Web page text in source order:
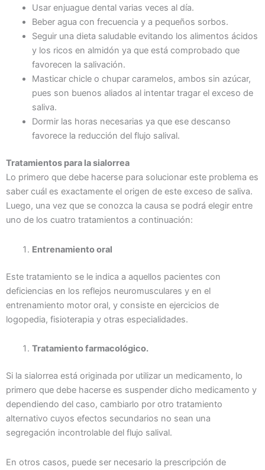
Usar enjuague dental varias veces al día.
Beber agua con frecuencia y a pequeños sorbos.
Seguir una dieta saludable evitando los alimentos ácidos
y los ricos en almidón ya que está comprobado que
favorecen la salivación.
Masticar chicle o chupar caramelos, ambos sin azúcar,
pues son buenos aliados al intentar tragar el exceso de
saliva.
Dormir las horas necesarias ya que ese descanso
favorece la reducción del flujo salival.
Tratamientos para la sialorrea
Lo primero que debe hacerse para solucionar este problema es
saber cuál es exactamente el origen de este exceso de saliva.
Luego, una vez que se conozca la causa se podrá elegir entre
uno de los cuatro tratamientos a continuación:
Entrenamiento oral
Este tratamiento se le indica a aquellos pacientes con
deficiencias en los reflejos neuromusculares y en el
entrenamiento motor oral, y consiste en ejercicios de
logopedia, fisioterapia y otras especialidades.
Tratamiento farmacológico.
Si la sialorrea está originada por utilizar un medicamento, lo
primero que debe hacerse es suspender dicho medicamento y
dependiendo del caso, cambiarlo por otro tratamiento
alternativo cuyos efectos secundarios no sean una
segregación incontrolable del flujo salival.
En otros casos, puede ser necesario la prescripción de